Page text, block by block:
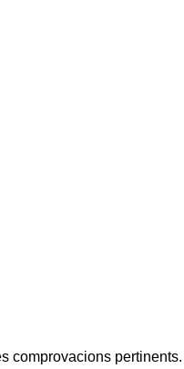
comprovacions pertinents.